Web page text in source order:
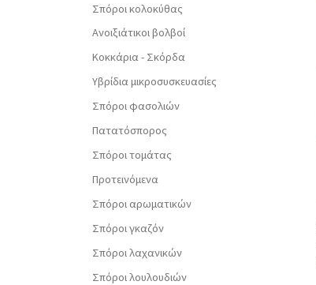
Σπόροι κολοκύθας
Ανοιξιάτικοι βολβοί
Κοκκάρια - Σκόρδα
Υβρίδια μικροσυσκευασίες
Σπόροι φασολιών
Πατατόσπορος
Σπόροι τομάτας
Προτεινόμενα
Σπόροι αρωματικών
Σπόροι γκαζόν
Σπόροι λαχανικών
Σπόροι λουλουδιών